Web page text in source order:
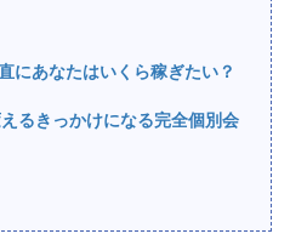
にあなたはいくら稼ぎたい？
るきっかけになる完全個別会